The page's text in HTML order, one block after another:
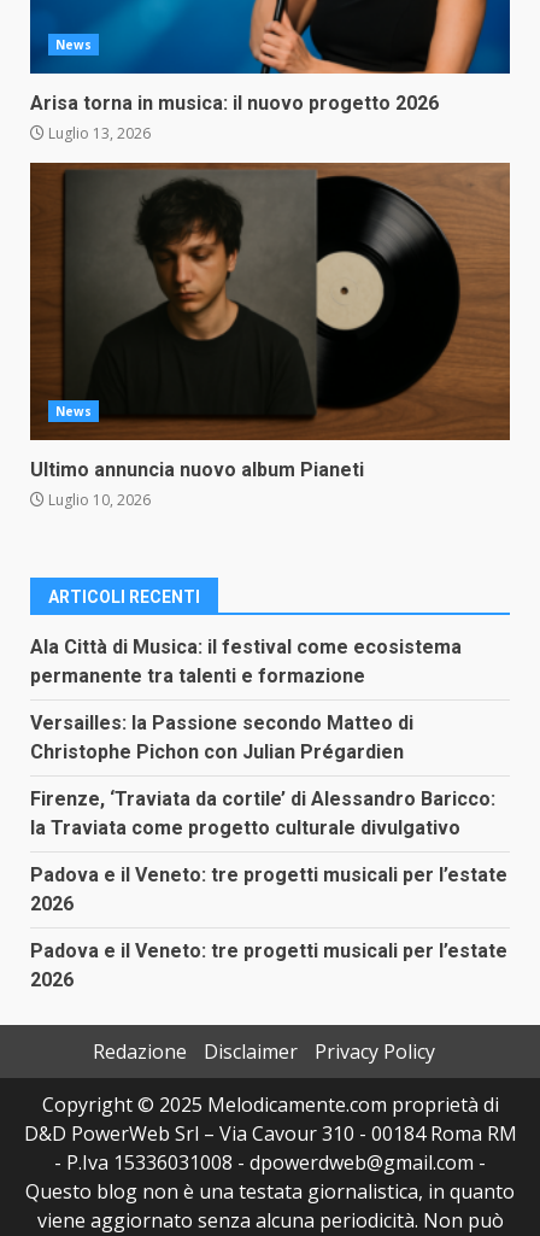
News
Arisa torna in musica: il nuovo progetto 2026
Luglio 13, 2026
News
Ultimo annuncia nuovo album Pianeti
Luglio 10, 2026
ARTICOLI RECENTI
Ala Città di Musica: il festival come ecosistema
permanente tra talenti e formazione
Versailles: la Passione secondo Matteo di
Christophe Pichon con Julian Prégardien
Firenze, ‘Traviata da cortile’ di Alessandro Baricco:
la Traviata come progetto culturale divulgativo
Padova e il Veneto: tre progetti musicali per l’estate
2026
Padova e il Veneto: tre progetti musicali per l’estate
2026
Redazione Disclaimer
Privacy Policy
Copyright © 2025 Melodicamente.com proprietà di
D&D PowerWeb Srl – Via Cavour 310 - 00184 Roma RM
- P.Iva 15336031008 - dpowerdweb@gmail.com -
Questo blog non è una testata giornalistica, in quanto
viene aggiornato senza alcuna periodicità. Non può